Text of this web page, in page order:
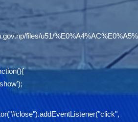
files/u51/